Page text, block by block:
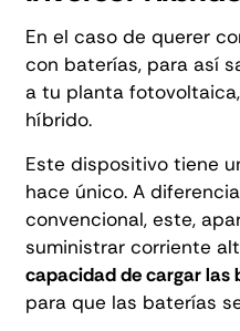
En el caso de querer
con baterías, para así
a tu planta
híbrido.
Este dispositivo tiene
hace único. A
convencional, este,
suministrar corriente
capacidad de cargar las
para que las baterías